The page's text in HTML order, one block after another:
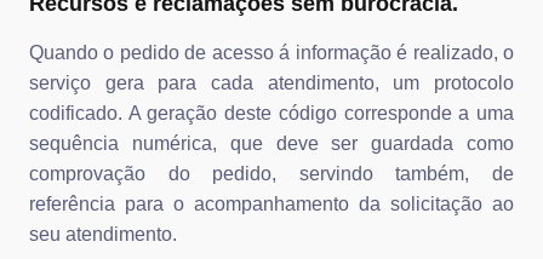
Quando o pedido de acesso á informação é realizado, o
serviço gera para cada atendimento, um protocolo
codificado. A geração deste código corresponde a uma
sequência numérica, que deve ser guardada como
comprovação do pedido, servindo também, de
referência para o acompanhamento da solicitação ao
seu atendimento.